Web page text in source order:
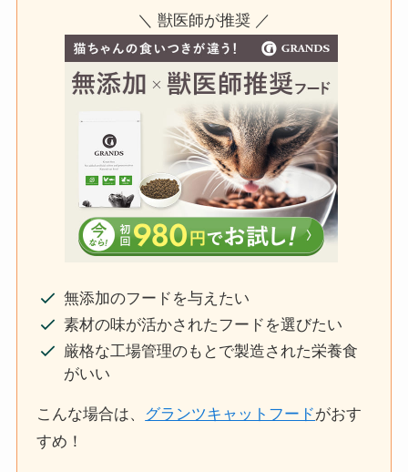
＼ 獣医師が推奨 ／
無添加のフードを与えたい
素材の味が活かされたフードを選びたい
厳格な工場管理のもとで製造された栄養食
がいい
こんな場合は、 グランツキャットフードがおす
すめ！